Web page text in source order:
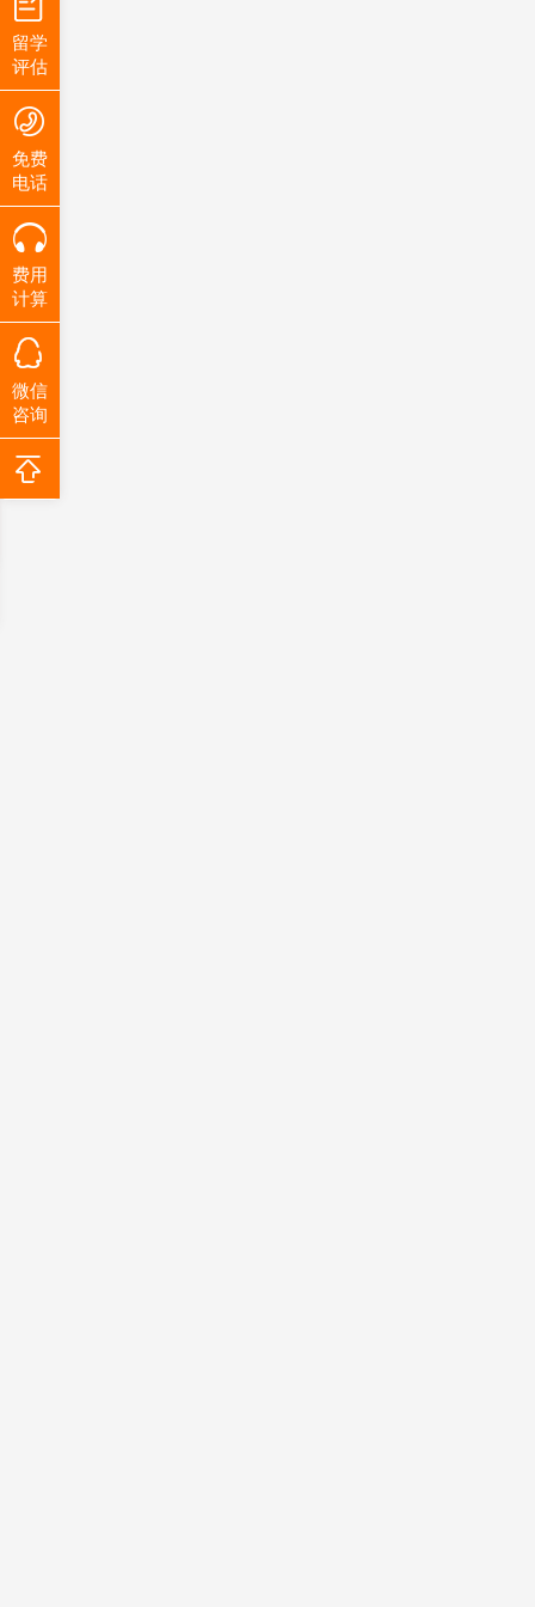
留学
评估
免费
电话
费用
计算
微信
咨询